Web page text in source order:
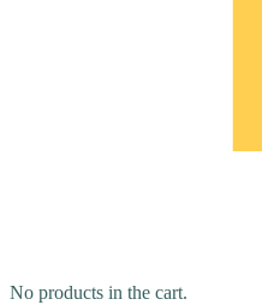
No products in the cart.